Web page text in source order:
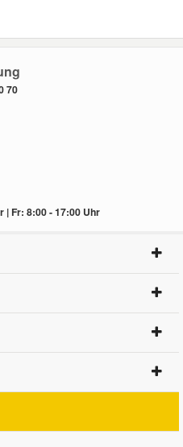
70
| Fr: 8:00 - 17:00 Uhr